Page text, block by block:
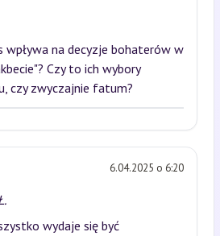
wpływa na decyzje bohaterów w
Czy to ich wybory
czy zwyczajnie fatum?
6.04.2025 o 6:20
wydaje się być